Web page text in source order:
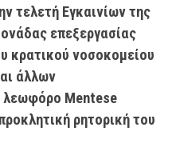
τελετή Εγκαινίων της
επεξεργασίας
κρατικού νοσοκομείου
άλλων
λεωφόρο Mentese
ρητορική του